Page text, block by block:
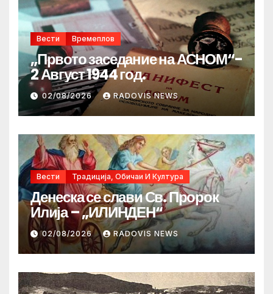
Вести Времеплов
„Првото заседание на АСНОМ“-
2 Август 1944 год.
02/08/2026 RADOVIS NEWS
Вести Традиција, Обичаи И Култура
Денеска се слави Св. Пророк
Илија – „ИЛИНДЕН“
02/08/2026 RADOVIS NEWS